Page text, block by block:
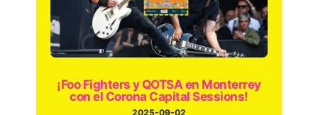
¡Foo Fighters y QOTSA en Monterrey
con el Corona Capital Sessions!
2025-09-02